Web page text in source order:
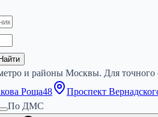
Найти
и районы Москвы. Для точного
Роща48 Проспект
По ДМС